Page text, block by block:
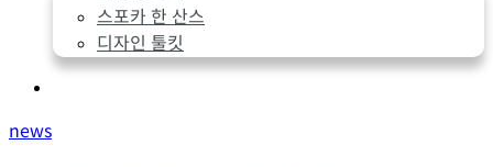
스포카 한 산스
디자인 툴킷
news